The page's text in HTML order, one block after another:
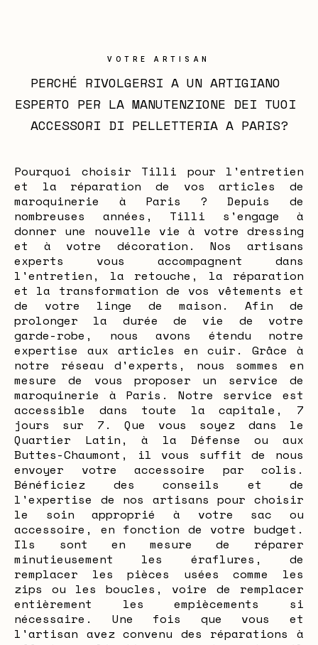
VOTRE ARTISAN
PERCHÉ RIVOLGERSI A UN ARTIGIANO
ESPERTO PER LA MANUTENZIONE DEI TUOI
ACCESSORI DI PELLETTERIA A PARIS?
Pourquoi choisir Tilli pour l'entretien
et la réparation de vos articles de
maroquinerie à Paris ? Depuis de
nombreuses années, Tilli s'engage à
donner une nouvelle vie à votre dressing
et à votre décoration. Nos artisans
experts vous accompagnent dans
l'entretien, la retouche, la réparation
et la transformation de vos vêtements et
de votre linge de maison. Afin de
prolonger la durée de vie de votre
garde-robe, nous avons étendu notre
expertise aux articles en cuir. Grâce à
notre réseau d'experts, nous sommes en
mesure de vous proposer un service de
maroquinerie à Paris. Notre service est
accessible dans toute la capitale, 7
jours sur 7. Que vous soyez dans le
Quartier Latin, à la Défense ou aux
Buttes-Chaumont, il vous suffit de nous
envoyer votre accessoire par colis.
Bénéficiez des conseils et de
l'expertise de nos artisans pour choisir
le soin approprié à votre sac ou
accessoire, en fonction de votre budget.
Ils sont en mesure de réparer
minutieusement les éraflures, de
remplacer les pièces usées comme les
zips ou les boucles, voire de remplacer
entièrement les empiècements si
nécessaire. Une fois que vous et
l'artisan avez convenu des réparations à